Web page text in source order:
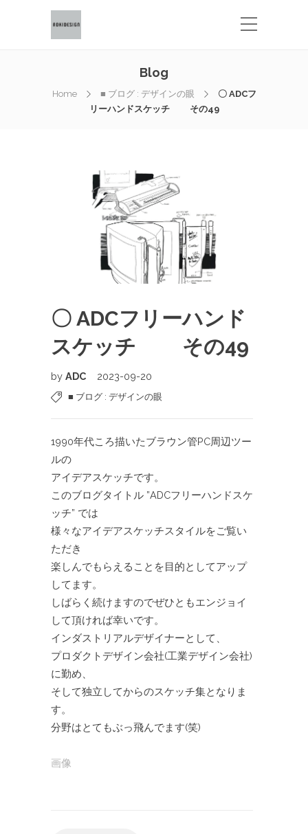
Blog
Home ■ ブログ : デザインの眼
〇 ADCフ
リーハンドスケッチ その49
〇 ADCフリーハンド
スケッチ その49
by ADC 2023-09-20
■ ブログ : デザインの眼
1990年代ころ描いたブラウン管PC周辺ツー
ルの
アイデアスケッチです。
このブログタイトル ”ADCフリーハンドスケ
ッチ” では
様々なアイデアスケッチスタイルをご覧い
ただき
楽しんでもらえることを目的としてアップ
してます。
しばらく続けますのでぜひともエンジョイ
して頂ければ幸いです。
インダストリアルデザイナーとして、
プロダクトデザイン会社(工業デザイン会社)
に勤め、
そして独立してからのスケッチ集となりま
す。
分野はとてもぶっ飛んでます(笑)
画像